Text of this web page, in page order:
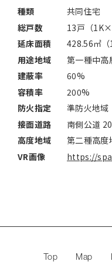
種類
共同住宅
総戸数
13戸（
延床面積
428.56㎡（
用途地域
第一種中高
建蔽率
60%
容積率
200%
防火指定
準防火地域
接面道路
南側公道
高度地域
第二種高度
VR画像
https://
Top Map